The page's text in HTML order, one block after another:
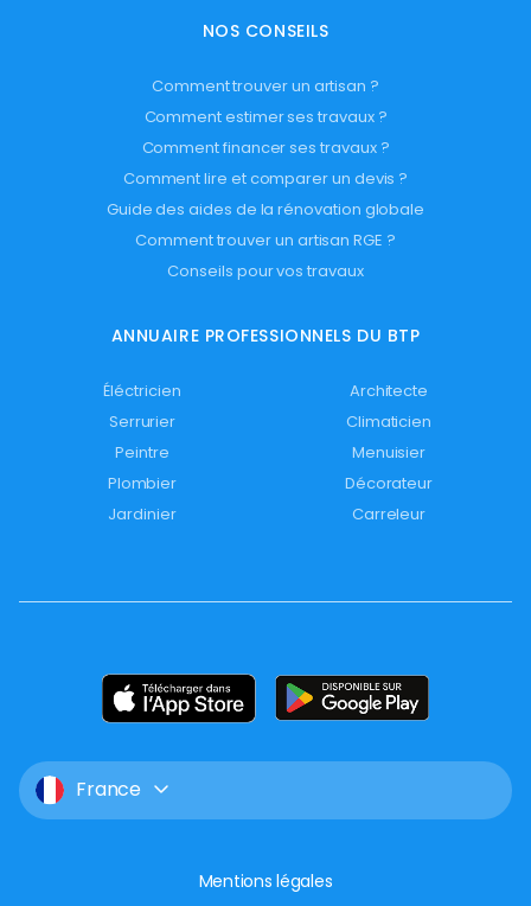
NOS CONSEILS
Comment trouver un artisan ?
Comment estimer ses travaux ?
Comment financer ses travaux ?
Comment lire et comparer un devis ?
Guide des aides de la rénovation globale
Comment trouver un artisan RGE ?
Conseils pour vos travaux
ANNUAIRE PROFESSIONNELS DU BTP
Éléctricien
Architecte
Serrurier
Climaticien
Peintre
Menuisier
Plombier
Décorateur
Jardinier
Carreleur
France
Mentions légales